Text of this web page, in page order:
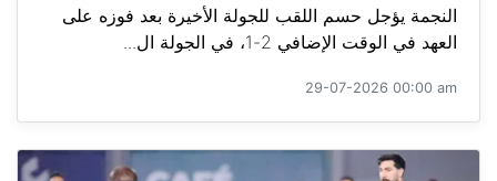
النجمة يؤجل حسم اللقب للجولة الأخيرة بعد فوزه على
العهد في الوقت الإضافي 2-1، في الجولة ال...
29-07-2026 00:00 am